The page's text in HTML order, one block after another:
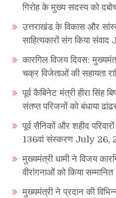
गिरोह के मुख्य सदस्य को
उत्तराखंड के विकास और
साहित्यकारों संग किया संवाद
कारगिल विजय दिवस:
चक्र विजेताओं की सहायता
पूर्व कैबिनेट मंत्री हीरा सिंह
संतप्त परिजनों को बंधाया
पूर्व सैनिकों और शहीद
136वां संस्करण July 26,
मुख्यमंत्री धामी ने विजय
वीरांगनाओं को किया सम्मानित
मुख्यमंत्री ने प्रदान की